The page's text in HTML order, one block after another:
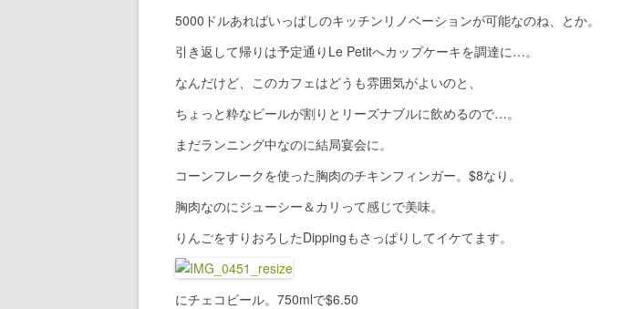
5000ドルあればいっぱしのキッチンリノベーションが可能なのね、とか。
引き返して帰りは予定通りLe Petitへカップケーキを調達に…。
なんだけど、このカフェはどうも雰囲気がよいのと、
ちょっと粋なビールが割りとリーズナブルに飲めるので…。
まだランニング中なのに結局宴会に。
コーンフレークを使った胸肉のチキンフィンガー。$8なり。
胸肉なのにジューシー＆カリって感じで美味。
りんごをすりおろしたDippingもさっぱりしてイケてます。
にチェコビール。750mlで$6.50